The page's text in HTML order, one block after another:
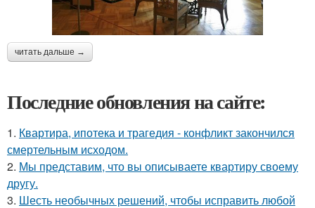
читать дальше →
Последние обновления на сайте:
1. Квартира, ипотека и трагедия - конфликт закончился
смертельным исходом.
2. Мы представим, что вы описываете квартиру своему
другу.
3. Шесть необычных решений, чтобы исправить любой